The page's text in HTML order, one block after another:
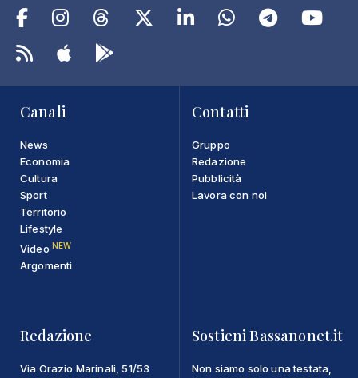
Canali
News
Economia
Cultura
Sport
Territorio
Lifestyle
Video NEW
Argomenti
Contatti
Gruppo
Redazione
Pubblicità
Lavora con noi
Redazione
Via Orazio Marinali, 51/53
Sostieni Bassanonet.it
Non siamo solo una testata,